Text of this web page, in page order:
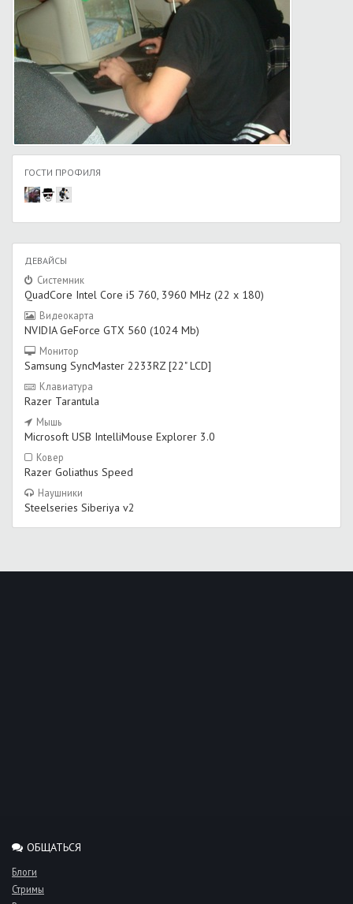
ГОСТИ ПРОФИЛЯ
ДЕВАЙСЫ
Системник
QuadCore Intel Core i5 760, 3960 MHz (22 x 180)
Видеокарта
NVIDIA GeForce GTX 560 (1024 Mb)
Монитор
Samsung SyncMaster 2233RZ [22" LCD]
Клавиатура
Razer Tarantula
Мышь
Microsoft USB IntelliMouse Explorer 3.0
Ковер
Razer Goliathus Speed
Наушники
Steelseries Siberiya v2
ОБЩАТЬСЯ
Блоги
Стримы